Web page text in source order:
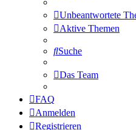
Unbeantwortete
Aktive Themen
Suche
Das Team
FAQ
Anmelden
Registrieren